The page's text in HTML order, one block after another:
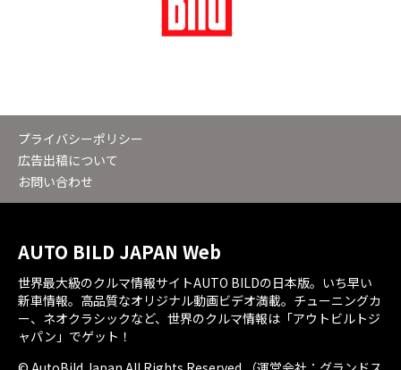
プライバシーポリシー
広告出稿について
お問い合わせ
AUTO BILD JAPAN Web
世界最大級のクルマ情報サイトAUTO BILDの日本版。いち早い
新車情報。高品質なオリジナル動画ビデオ満載。チューニングカ
ー、ネオクラシックなど、世界のクルマ情報は「アウトビルトジ
ャパン」でゲット！